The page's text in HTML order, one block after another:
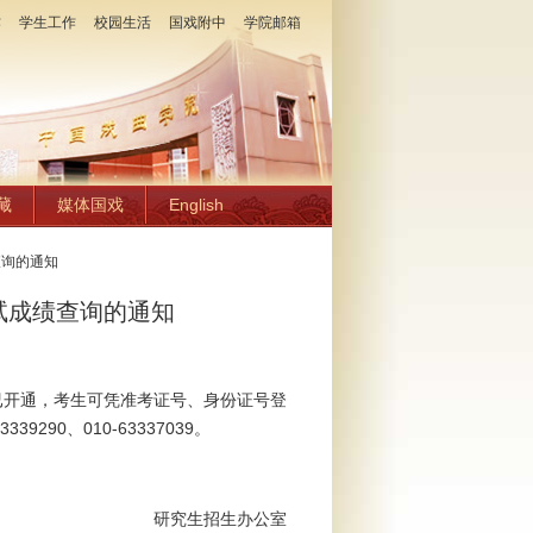
媒体国戏 English
学生工作 校园生活 国戏附中 学院邮箱
的通知
绩查询的通知
通，考生可凭准考证号、身份证号登
、010-63337039。
公室